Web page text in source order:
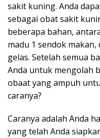
sakit kuning. Anda
sebagai obat sakit
beberapa bahan,
madu 1 sendok makan,
gelas. Setelah semua
Anda untuk mengolah
obaat yang ampuh
caranya?
Caranya adalah Anda
yang telah Anda